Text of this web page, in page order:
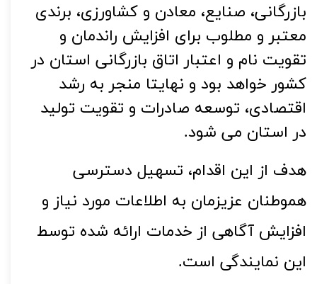
بازرگانی، صنایع، معادن و کشاورزی، برندی
معتبر و مطلوب برای افزایش راندمان و
تقویت نام و اعتبار اتاق بازرگانی استان در
کشور خواهد بود و نهایتا منجر به رشد
اقتصادی، توسعه صادرات و تقویت تولید
در استان می شود.
این نمایندگی‌ است.